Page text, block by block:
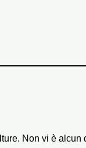
Non vi è